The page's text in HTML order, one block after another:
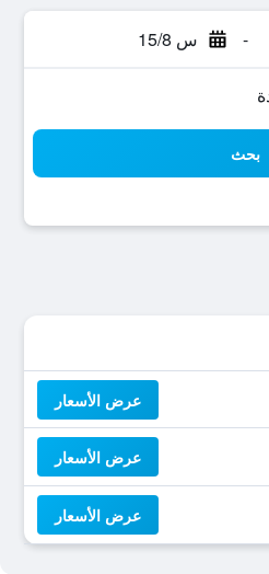
- س 15/8
بحث
عرض الأسعار
عرض الأسعار
عرض الأسعار